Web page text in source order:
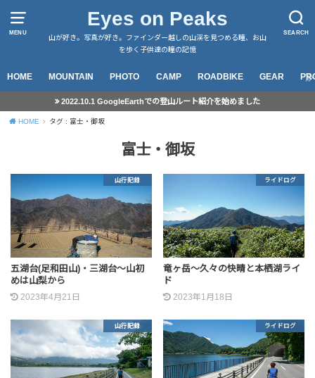
MENU SEARCH
Eyes on Peaks
山が好き。写真が好き。ファインダー越しの山渓を見つめる瞳、お山
を歩く子供達の瞳の記憶
HOME MOUNTAIN PHOTO CAMP ROADBIKE GEAR
2022.10.1 GoogleEarthでの登山ルート紹介を始めました
HOME タグ : 富士・御坂
富士・御坂
山行記録
五湖台(足和田山)・三湖台～山初
めは山梨から
2023年4月21日
ライドログ
竜ヶ岳～久々の快晴と本栖湖ライ
ド
2023年1月18日
山行記録 ライドログ